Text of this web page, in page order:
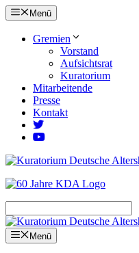
Zum
Inhalt
springen
Menü
Gremien
Vorstand
Aufsichtsrat
Kuratorium
Mitarbeitende
Presse
Kontakt
Menü